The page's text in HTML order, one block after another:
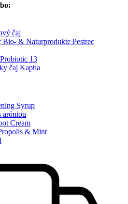
čaj
Bio- & Naturprodukte Pestrec
13
čaj Kapha
Syrup
aróniou
Cream
& Mint